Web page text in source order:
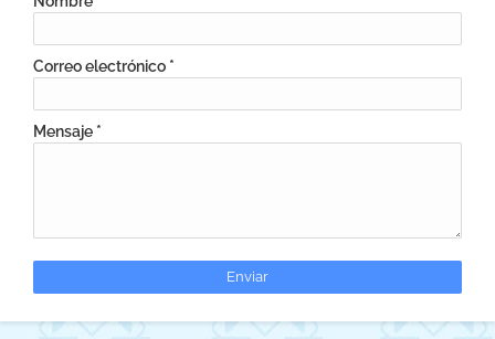
Correo electrónico *
Mensaje *